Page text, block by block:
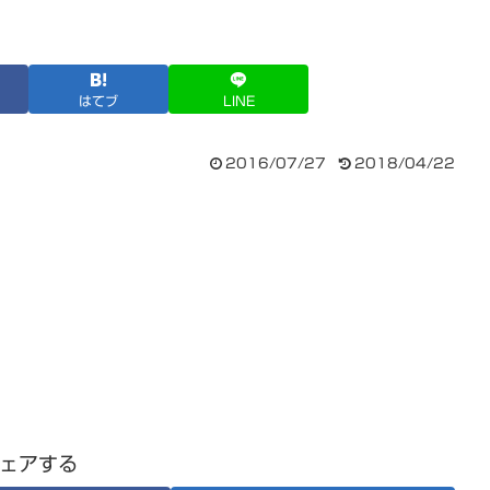
はてブ LINE
2016/07/27 2018/04/22
アする